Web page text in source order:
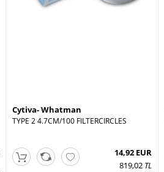
Cytiva- Whatman
TYPE 2 4.7CM/100 FILTERCIRCLES
14,92 EUR
819,02 TL